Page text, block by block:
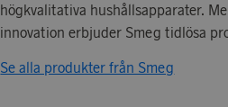
högkvalitativa hushållsapparater.
innovation erbjuder Smeg tidlösa
Se alla produkter från Smeg